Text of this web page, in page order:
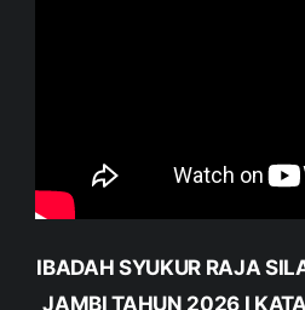
IBADAH SYUKUR RAJA
JAMBI TAHUN 2026 I